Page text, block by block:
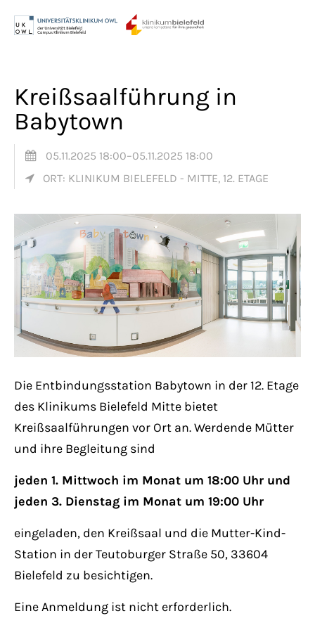
Anmelden
Register| Lost your password?
Support
24h/ 365days
We offer support for our customers
Get in touch
Cybersteel Inc.
376-293 City Road, Suite 600
Kreißsaalführung in
Babytown
05.11.2025 18:00–05.11.2025 18:00
ORT: KLINIKUM BIELEFELD - MITTE, 12. ETAGE
Die Entbindungsstation Babytown in der 12. Etage
des Klinikums Bielefeld Mitte bietet
Kreißsaalführungen vor Ort an. Werdende Mütter
und ihre Begleitung sind
jeden 1. Mittwoch im Monat um 18:00 Uhr und
jeden 3. Dienstag im Monat um 19:00 Uhr
eingeladen, den Kreißsaal und die Mutter-Kind-
Station in der Teutoburger Straße 50, 33604
Bielefeld zu besichtigen.
Eine Anmeldung ist nicht erforderlich.